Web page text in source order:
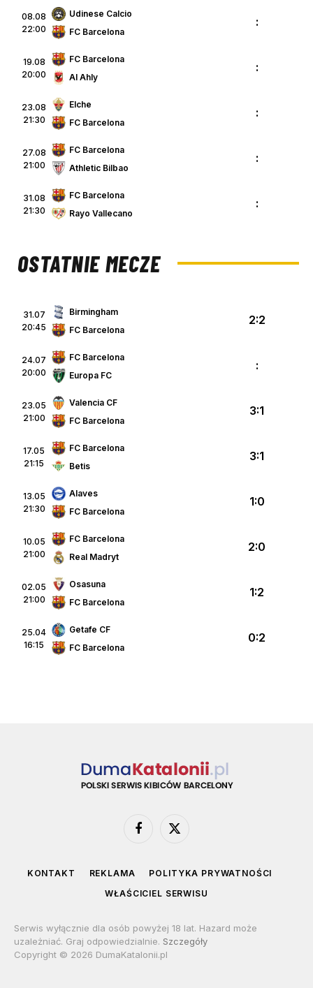
08.08
22:00
Udinese Calcio
FC Barcelona
:
19.08
20:00
FC Barcelona
Al Ahly
:
23.08
21:30
Elche
FC Barcelona
:
27.08
21:00
FC Barcelona
Athletic Bilbao
:
31.08
21:30
FC Barcelona
Rayo Vallecano
:
OSTATNIE MECZE
31.07
20:45
Birmingham
FC Barcelona
2:2
24.07
20:00
FC Barcelona
Europa FC
:
23.05
21:00
Valencia CF
FC Barcelona
3:1
17.05
21:15
FC Barcelona
Betis
3:1
13.05
21:30
Alaves
FC Barcelona
1:0
10.05
21:00
FC Barcelona
Real Madryt
2:0
02.05
21:00
Osasuna
FC Barcelona
1:2
25.04
16:15
Getafe CF
FC Barcelona
0:2
Facebook
X
KONTAKT REKLAMA
POLITYKA PRYWATNOŚCI
WŁAŚCICIEL SERWISU
Serwis wyłącznie dla osób powyżej 18 lat. Hazard może
uzależniać. Graj odpowiedzialnie. Szczegóły
Copyright © 2026 DumaKatalonii.pl